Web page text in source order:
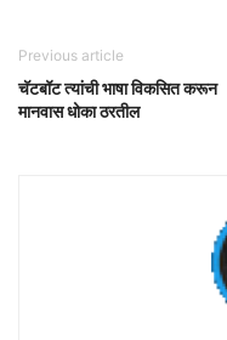
Previous article
चॅटबॉट त्यांची भाषा विकसित करून
मानवास धोका ठरतील